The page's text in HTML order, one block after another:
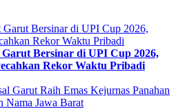
Bersinar di UPI Cup 2026,
Rekor Waktu Pribadi